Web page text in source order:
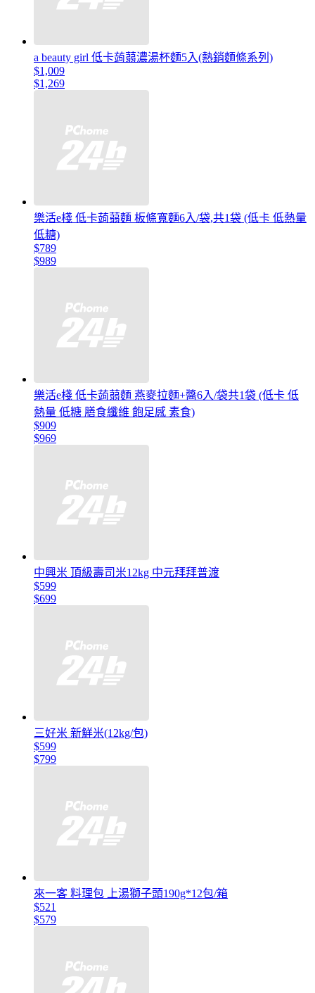
a beauty girl 低卡蒟蒻濃湯杯麵5入(熱銷麵條系列)
$1,009
$1,269
樂活e棧 低卡蒟蒻麵 板條寬麵6入/袋,共1袋 (低卡 低熱量
低糖)
$789
$989
樂活e棧 低卡蒟蒻麵 燕麥拉麵+醬6入/袋共1袋 (低卡 低
熱量 低糖 膳食纖維 飽足感 素食)
$909
$969
中興米 頂級壽司米12kg 中元拜拜普渡
$599
$699
三好米 新鮮米(12kg/包)
$599
$799
來一客 料理包 上湯獅子頭190g*12包/箱
$521
$579